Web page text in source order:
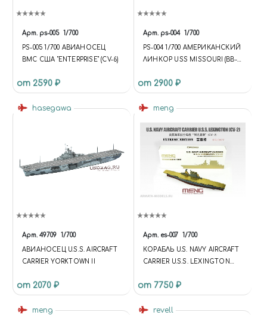
Арт. ps-005 1/700
PS-005 1/700 АВИАНОСЕЦ
ВМС США "ENTERPRISE" (CV-6)
от 2590 ₽
Арт. ps-004 1/700
PS-004 1/700 АМЕРИКАНСКИЙ
ЛИНКОР USS MISSOURI (BB-
от 2900 ₽
hasegawa
Арт. 49709 1/700
АВИАНОСЕЦ U.S.S. AIRCRAFT
CARRIER YORKTOWN II
от 2070 ₽
meng
Арт. es-007 1/700
КОРАБЛЬ U.S. NAVY AIRCRAFT
CARRIER U.S.S. LEXINGTON
от 7750 ₽
meng revell